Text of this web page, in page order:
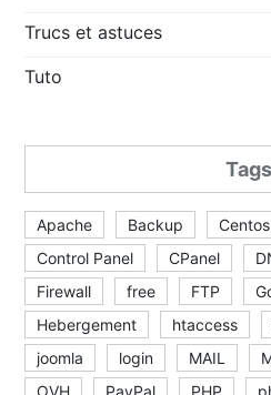
Trucs et astuces
Tuto
Tags
Apache Backup Centos
Control Panel
CPanel
Firewall
free FTP
Hebergement
htaccess
joomla
login MAIL
OVH
PayPal PHP